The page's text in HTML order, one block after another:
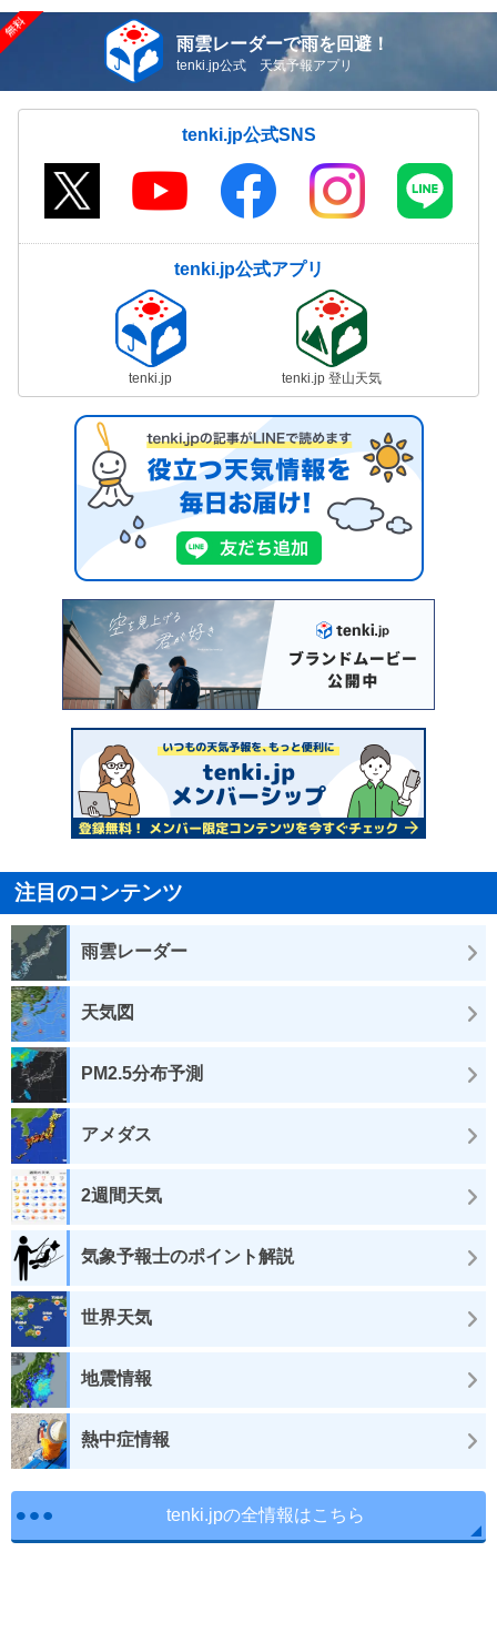
雨雲レーダーで雨を回避！
tenki.jp公式 天気予報アプリ
tenki.jp公式SNS
tenki.jp公式アプリ
tenki.jp tenki.jp 登山天気
注目のコンテンツ
雨雲レーダー
天気図
PM2.5分布予測
アメダス
2週間天気
気象予報士のポイント解説
世界天気
地震情報
熱中症情報
tenki.jpの全情報はこちら